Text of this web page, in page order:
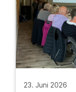
23. Juni 2026